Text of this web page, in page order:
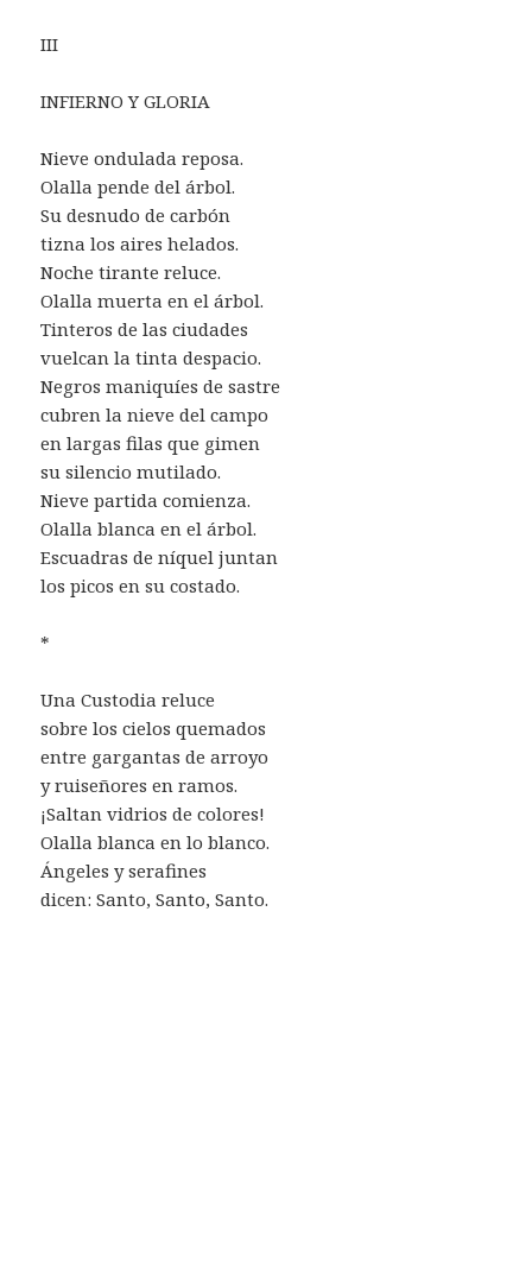
III
INFIERNO Y GLORIA
Nieve ondulada reposa.
Olalla pende del árbol.
Su desnudo de carbón
tizna los aires helados.
Noche tirante reluce.
Olalla muerta en el árbol.
Tinteros de las ciudades
vuelcan la tinta despacio.
Negros maniquíes de sastre
cubren la nieve del campo
en largas filas que gimen
su silencio mutilado.
Nieve partida comienza.
Olalla blanca en el árbol.
Escuadras de níquel juntan
los picos en su costado.
*
Una Custodia reluce
sobre los cielos quemados
entre gargantas de arroyo
y ruiseñores en ramos.
¡Saltan vidrios de colores!
Olalla blanca en lo blanco.
Ángeles y serafines
dicen: Santo, Santo, Santo.